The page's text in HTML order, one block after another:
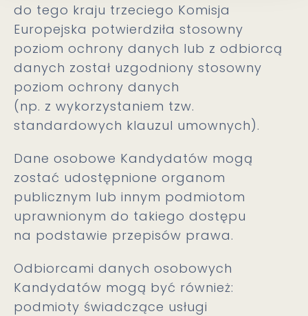
do tego kraju trzeciego Komisja
Europejska potwierdziła stosowny
poziom ochrony danych lub z odbiorcą
danych został uzgodniony stosowny
poziom ochrony danych
(np. z wykorzystaniem tzw.
standardowych klauzul umownych).
Dane osobowe Kandydatów mogą
zostać udostępnione organom
publicznym lub innym podmiotom
uprawnionym do takiego dostępu
na podstawie przepisów prawa.
Odbiorcami danych osobowych
Kandydatów mogą być również:
podmioty świadczące usługi